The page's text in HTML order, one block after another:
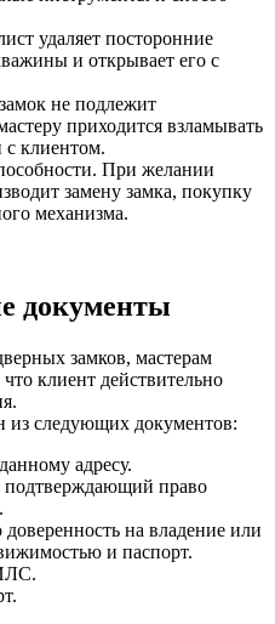
удаляет посторонние
и открывает его с
не подлежит
приходится взламывать
с клиентом.
При желании
замену замка, покупку
механизма.
документы
замков, мастерам
клиент действительно
из следующих документов:
адресу.
право
на владение или
и паспорт.